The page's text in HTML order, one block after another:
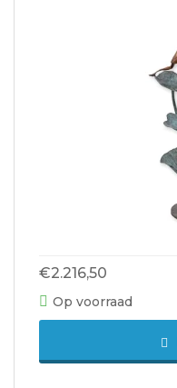
€2.216,50
Op voorraad